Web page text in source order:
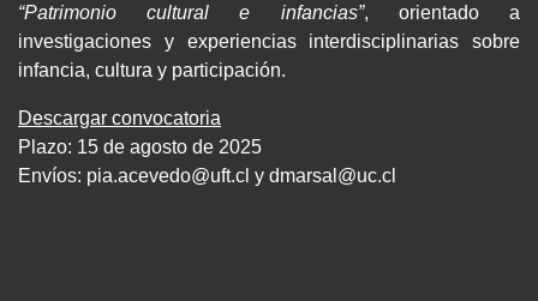
“Patrimonio cultural e infancias”, orientado a
investigaciones y experiencias interdisciplinarias sobre
infancia, cultura y participación.
Descargar convocatoria
Plazo: 15 de agosto de 2025
Envíos: pia.acevedo@uft.cl y dmarsal@uc.cl